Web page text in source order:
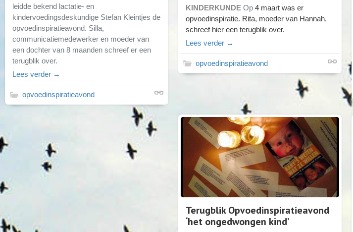
leidde bekend lactatie- en
kindervoedingsdeskundige Stefan Kleintjes de
opvoedinspiratieavond. Silla,
communicatiemedewerker en moeder van
een dochter van 8 maanden schreef er een
terugblik over.
Lees verder →
opvoedinspiratieavond
KINDERKUNDE Op 4 maart was er
opvoedinspiratie. Rita, moeder van Hannah,
schreef hier een terugblik over.
Lees verder →
opvoedinspiratieavond
Terugblik Opvoedinspiratieavond
‘het ongedwongen kind’